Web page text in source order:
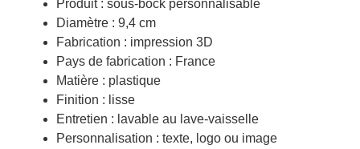
Produit : sous-bock personnalisable
Diamètre : 9,4 cm
Fabrication : impression 3D
Pays de fabrication : France
Matière : plastique
Finition : lisse
Entretien : lavable au lave-vaisselle
Personnalisation : texte, logo ou image